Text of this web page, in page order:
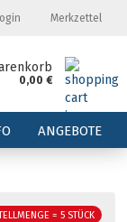
Merkzettel
0,00 €
ANGEBOTE
= 5 STÜCK